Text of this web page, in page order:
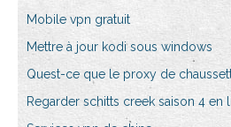
Mobile vpn gratuit
Mettre à jour kodi sous windows
Quest-ce que le proxy de
Regarder schitts creek saison 4 en